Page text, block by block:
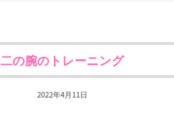
二の腕のトレーニング
2022年4月11日